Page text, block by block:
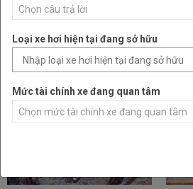
Chọn câu trả lời
Loại xe hơi hiện tại đang sở hữu
Mức tài chính xe đang quan tâm
Chọn mức tài chính xe đang quan tâm